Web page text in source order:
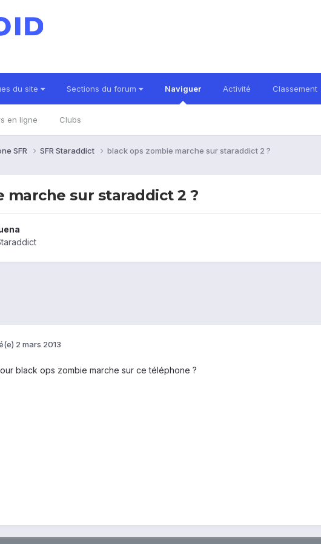
du site Sections du forum Naviguer
en ligne Clubs
Activité Classement
SFR SFR Staraddict black ops zombie marche sur staraddict 2 ?
marche sur staraddict 2 ?
2 mars 2013
black ops zombie marche sur ce téléphone ?